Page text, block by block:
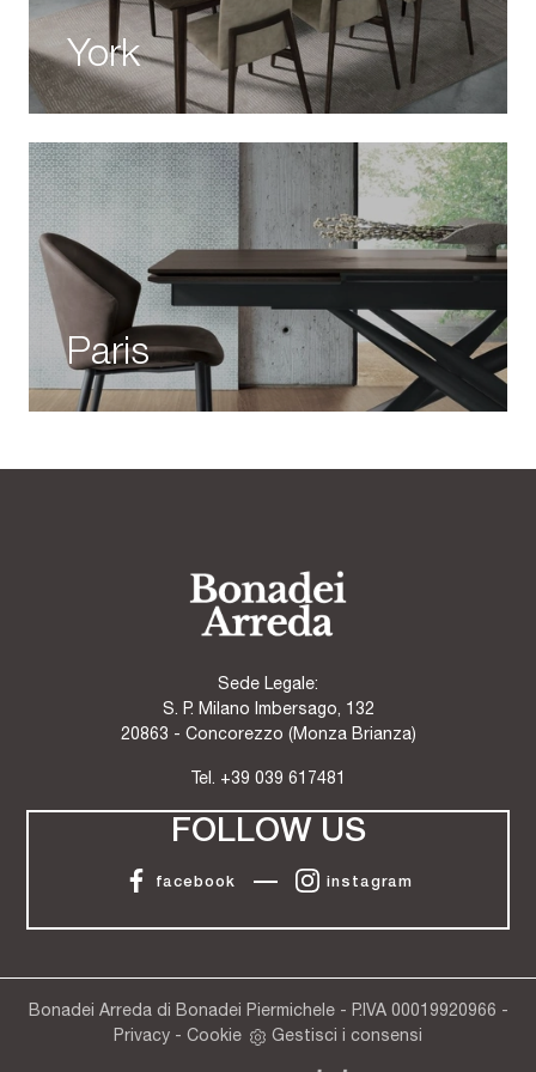
York
Paris
Sede Legale:
S. P. Milano Imbersago, 132
20863 - Concorezzo (Monza Brianza)
Tel. +39 039 617481
FOLLOW US
facebook instagram
Bonadei Arreda di Bonadei Piermichele - P.IVA 00019920966 -
Privacy - Cookie Gestisci i consensi